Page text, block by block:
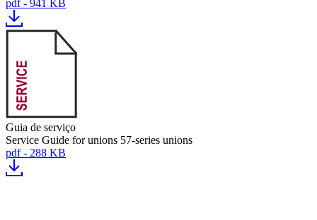
pdf - 941 KB
Guia de serviço
Service Guide for unions 57-series unions
pdf - 288 KB